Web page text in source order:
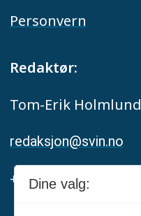
Personvern
Redaktør:
Tom-Erik Holmlund
redaksjon@svin.no
+47 916 68 668
Dine valg: